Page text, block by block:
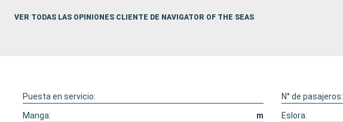
VER TODAS LAS OPINIONES CLIENTE DE NAVIGATOR OF THE SEAS
Puesta en servicio: N° de pasajeros:
Manga:
m Eslora: